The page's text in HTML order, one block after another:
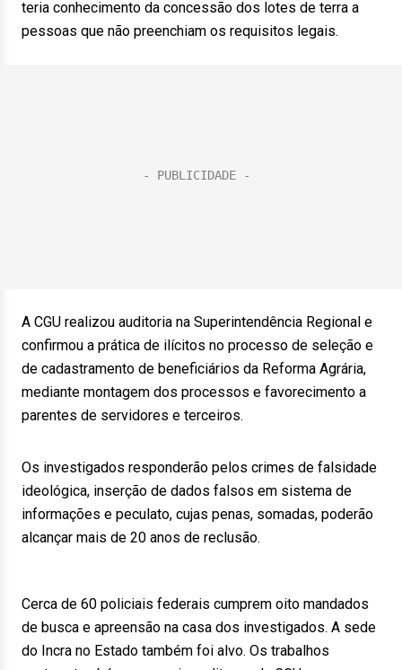
teria conhecimento da concessão dos lotes de terra a
pessoas que não preenchiam os requisitos legais.
A CGU realizou auditoria na Superintendência Regional e
confirmou a prática de ilícitos no processo de seleção e
de cadastramento de beneficiários da Reforma Agrária,
mediante montagem dos processos e favorecimento a
parentes de servidores e terceiros.
Os investigados responderão pelos crimes de falsidade
ideológica, inserção de dados falsos em sistema de
informações e peculato, cujas penas, somadas, poderão
alcançar mais de 20 anos de reclusão.
Cerca de 60 policiais federais cumprem oito mandados
de busca e apreensão na casa dos investigados. A sede
do Incra no Estado também foi alvo. Os trabalhos